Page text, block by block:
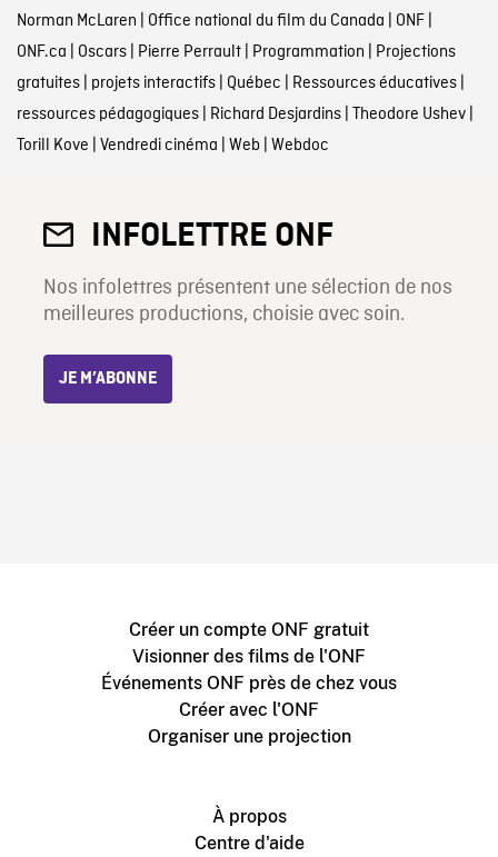
Norman McLaren Office national du film du Canada ONF|
ONF.ca Oscars| Pierre Perrault| Programmation Projections
gratuites| projets interactifs| Québec Ressources éducatives|
ressources pédagogiques| Richard Desjardins| Theodore Ushev|
Torill Kove Vendredi cinéma Web Webdoc
INFOLETTRE ONF
Nos infolettres présentent une sélection de nos
meilleures productions, choisie avec soin.
JE M’ABONNE
Créer un compte ONF gratuit
Visionner des films de l'ONF
Événements ONF près de chez vous
Créer avec l'ONF
Organiser une projection
À propos
Centre d'aide